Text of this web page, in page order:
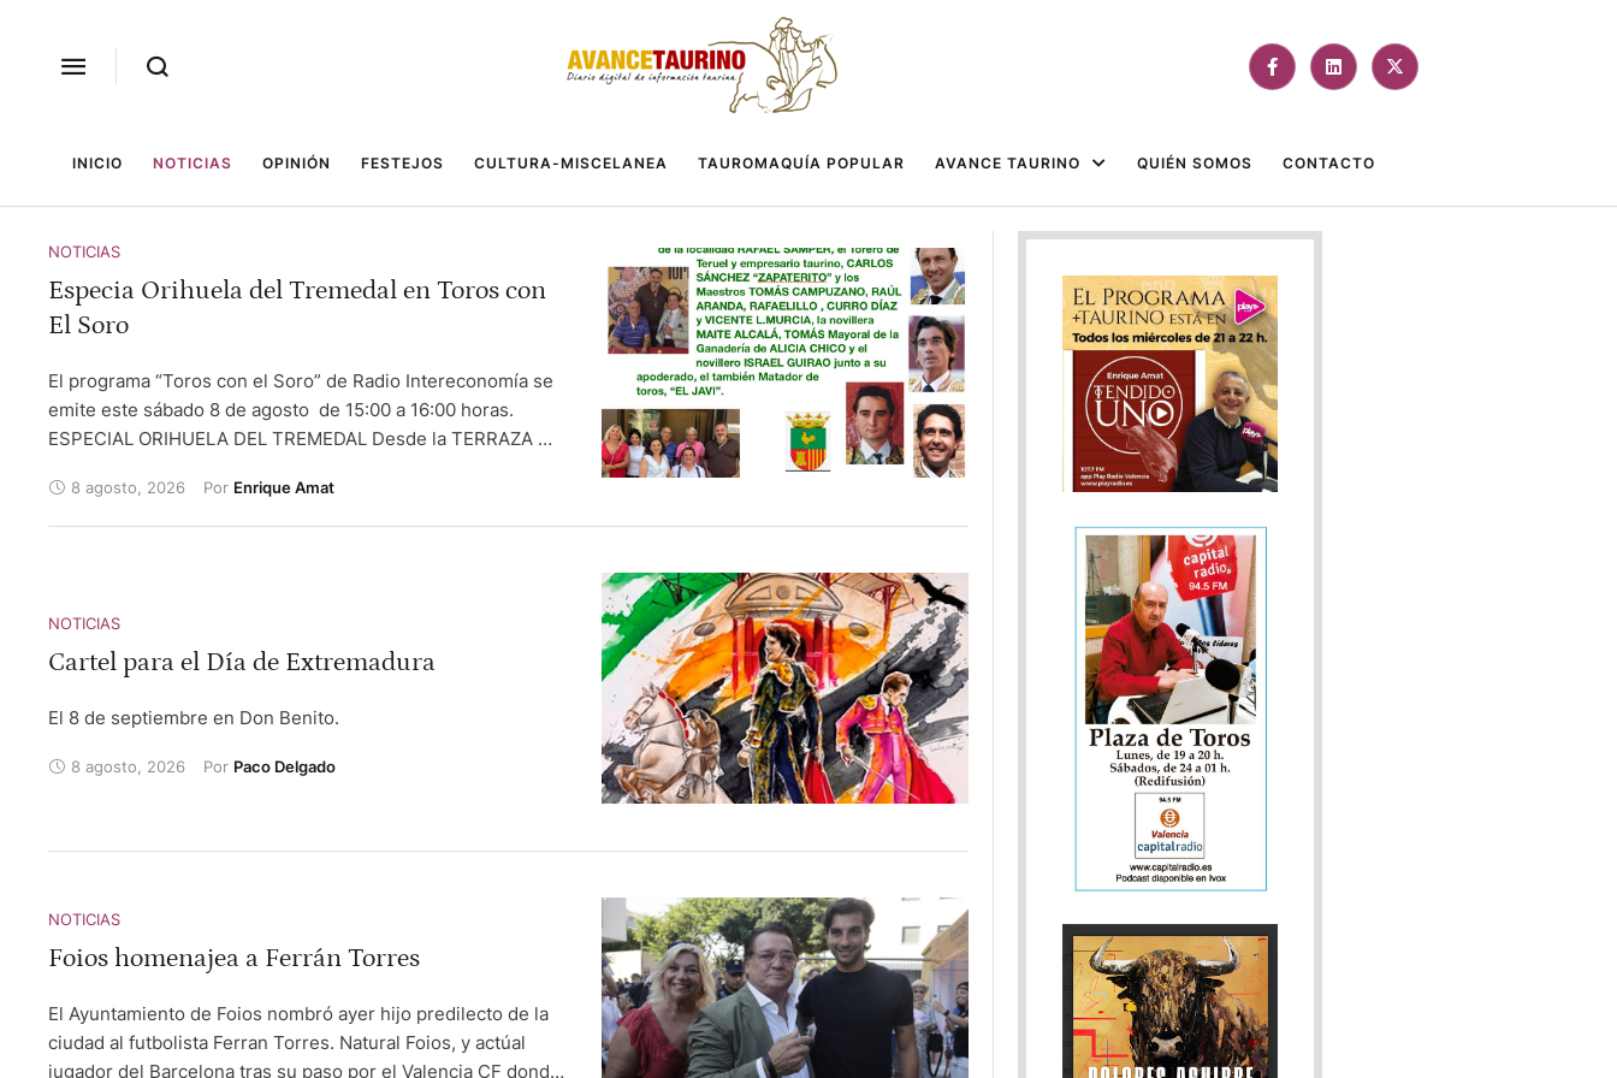
INICIO NOTICIAS OPINIÓN FESTEJOS CULTURA-MISCELANEA TAUROMAQUÍA POPULAR AVANCE TAURINO QUIÉN SOMOS CONTACTO
NOTICIAS
Especia Orihuela del Tremedal en Toros con
El Soro
El programa “Toros con el Soro” de Radio Intereconomía se
emite este sábado 8 de agosto de 15:00 a 16:00 horas.
ESPECIAL ORIHUELA DEL TREMEDAL Desde la TERRAZA DE
famoso programa de Radio Intereconomía rinde homenaje al
gran taurino y gran aficionado "PEPE LAPUENTE" junto a su
CARLOS SÁNCHEZ "ZAPATERITO" y los toreros TOMÁS
VICENTE L.MURCIA, la novillera MAITE ALCALÁ, TOMÁS
ISRAEL GUIRAO junto a su apoderado, el también Matador
de toros, "EL JAVI". Coordina Eva Rogel. Dirige Vicente Ruiz
8 agosto, 2026 Por Enrique Amat
NOTICIAS
Cartel para el Día de Extremadura
El 8 de septiembre en Don Benito.
8 agosto, 2026 Por Paco Delgado
NOTICIAS
Foios homenajea a Ferrán Torres
El Ayuntamiento de Foios nombró ayer hijo predilecto de la
ciudad al futbolista Ferran Torres. Natural Foios, y actúal
jugador del Barcelona tras su paso por el Valencia CF donde